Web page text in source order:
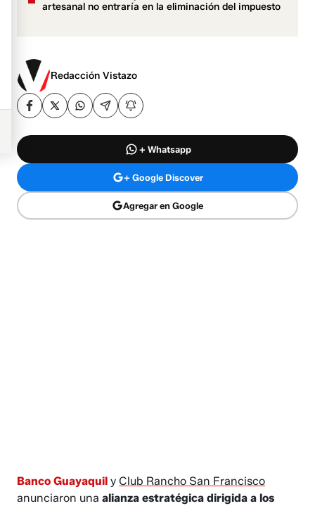
artesanal no entraría en la eliminación del impuesto
Redacción Vistazo
+ Whatsapp
+ Google Discover
Agregar en Google
Banco Guayaquil yClub Rancho San Francisco
anunciaron unaalianza estratégica dirigida a los